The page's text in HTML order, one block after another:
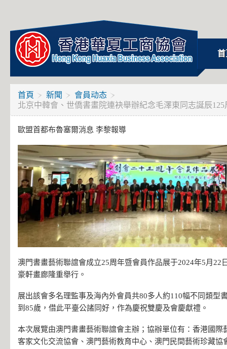
首
首頁 新聞
會員动态
北京中韓會、世僑書畫院連袂舉辦紀念毛澤東同志誕辰
歐盟首都布魯塞爾消息 李黎報導
澳門書畫藝術聯誼會成立25周年暨會員作品展于2024年5月22
豪軒畫廊隆重舉行。
展出該會多名理監事及海內外會員共80多人約110幅不同類型
到85歲，借此平臺公諸同好，作為慶祝雙慶及會慶獻禮。
本次展覽由澳門書畫藝術聯誼會主辦；協辦單位有：香港國際
客家文化交流協會、澳門藝術教育中心、澳門民間藝術珍藏協